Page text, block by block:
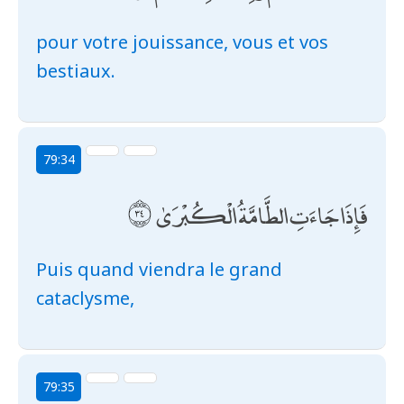
pour votre jouissance, vous et vos
bestiaux.
79:34
فَإِذَا جَاءَتِ الطَّامَّةُ الْكُبْرَىٰ
Puis quand viendra le grand
cataclysme,
79:35